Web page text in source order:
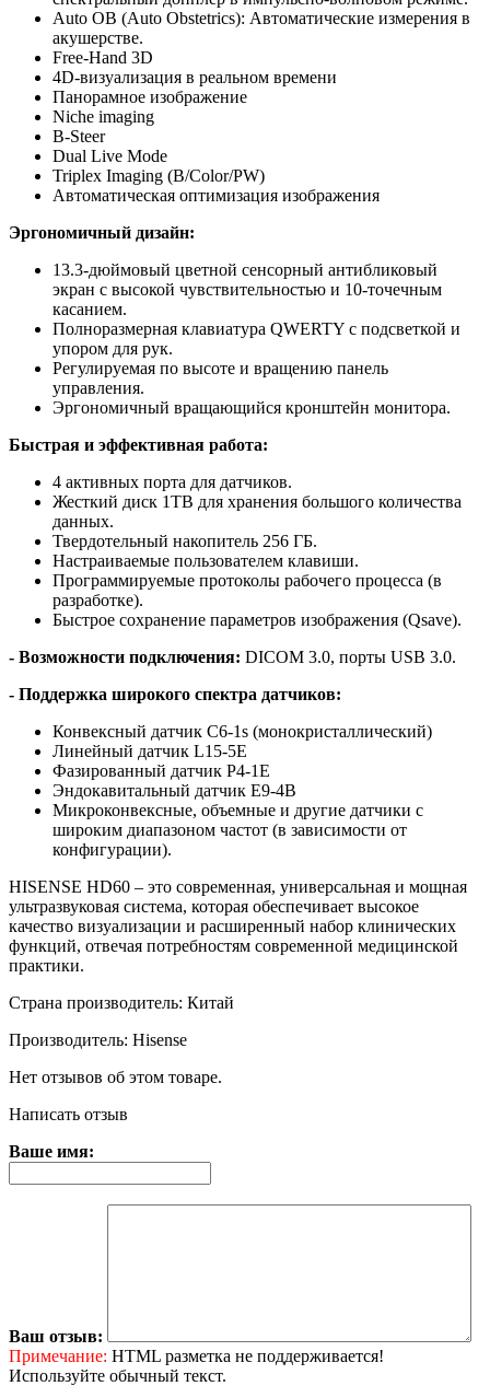
Auto OB (Auto Obstetrics): Автоматические измерения в
акушерстве.
Free-Hand 3D
4D-визуализация в реальном времени
Панорамное изображение
Niche imaging
B-Steer
Dual Live Mode
Triplex Imaging (B/Color/PW)
Автоматическая оптимизация изображения
Эргономичный дизайн:
13.3-дюймовый цветной сенсорный антибликовый
экран с высокой чувствительностью и 10-точечным
касанием.
Полноразмерная клавиатура QWERTY с подсветкой и
упором для рук.
Регулируемая по высоте и вращению панель
управления.
Эргономичный вращающийся кронштейн монитора.
Быстрая и эффективная работа:
4 активных порта для датчиков.
Жесткий диск 1TB для хранения большого количества
данных.
Твердотельный накопитель 256 ГБ.
Настраиваемые пользователем клавиши.
Программируемые протоколы рабочего процесса (в
разработке).
Быстрое сохранение параметров изображения (Qsave).
- Возможности подключения: DICOM 3.0, порты USB 3.0.
- Поддержка широкого спектра датчиков:
Конвексный датчик С6-1s (монокристаллический)
Линейный датчик L15-5E
Фазированный датчик P4-1E
Эндокавитальный датчик Е9-4В
Микроконвексные, объемные и другие датчики с
широким диапазоном частот (в зависимости от
конфигурации).
HISENSE HD60 – это современная, универсальная и мощная
ультразвуковая система, которая обеспечивает высокое
качество визуализации и расширенный набор клинических
функций, отвечая потребностям современной медицинской
практики.
Страна производитель: Китай
Производитель: Hisense
Нет отзывов об этом товаре.
Написать отзыв
Ваше имя:
Ваш отзыв:
Примечание: HTML разметка не поддерживается!
Используйте обычный текст.